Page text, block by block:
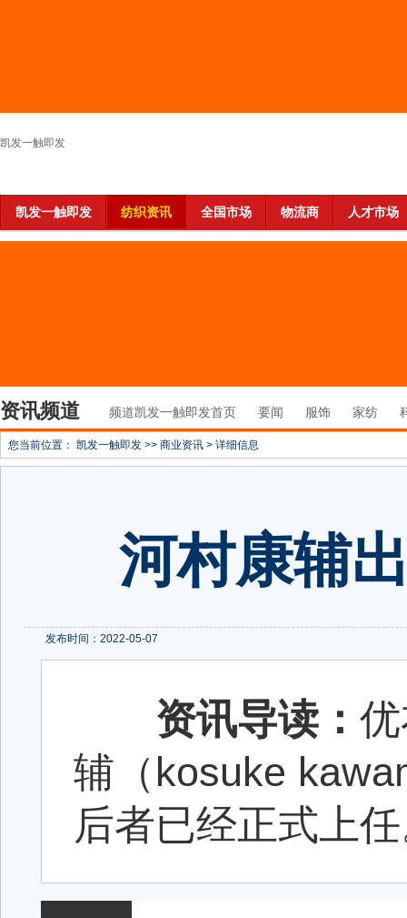
凯发一触即发
凯发一触即发 纺织资讯 全国市场 物流商 人才市场
资讯频道 频道凯发一触即发首页 要闻 服饰 家纺
您当前位置： 凯发一触即发 >> 商业资讯 > 详细信息
河村康辅
发布时间：2022-05-07
资讯导读：
辅（kosuke
后者已经正式上